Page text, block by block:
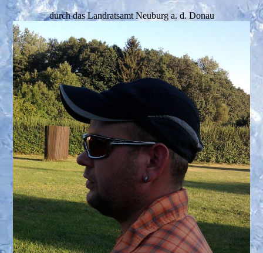
durch das Landratsamt Neuburg a. d. Donau